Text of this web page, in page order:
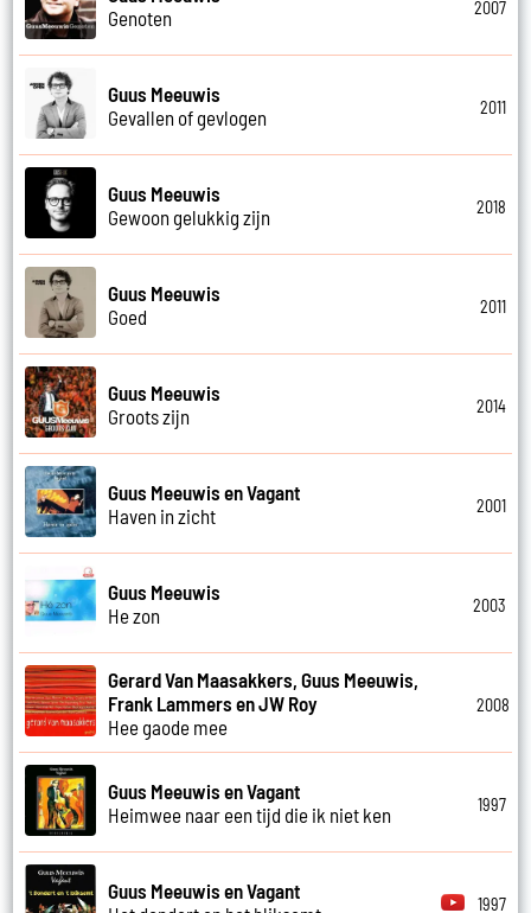
Genoten
2007
Guus Meeuwis
Gevallen of gevlogen
2011
Guus Meeuwis
Gewoon gelukkig zijn
2018
Guus Meeuwis
Goed
2011
Guus Meeuwis
Groots zijn
2014
Guus Meeuwis en Vagant
Haven in zicht
2001
Guus Meeuwis
He zon
2003
Gerard Van Maasakkers, Guus Meeuwis,
Frank Lammers en JW Roy
Hee gaode mee
2008
Guus Meeuwis en Vagant
Heimwee naar een tijd die ik niet ken
1997
Guus Meeuwis en Vagant
1997